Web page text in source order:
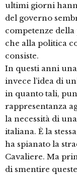
ultimi giorni
del governo
competenze
che alla politica
consiste.
In questi anni
invece l’idea di
in quanto tali,
rappresentanza
la necessità di
italiana. È la
ha spianato la
Cavaliere. Ma
di smentire